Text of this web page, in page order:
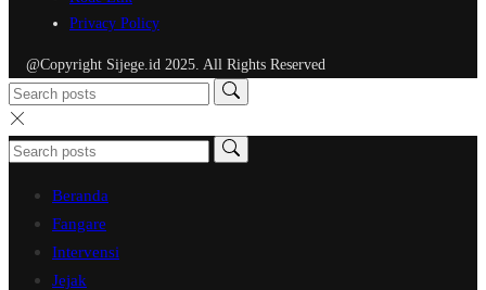
Privacy Policy
@Copyright Sijege.id 2025. All Rights Reserved
Beranda
Fangare
Intervensi
Jejak